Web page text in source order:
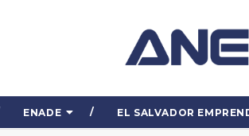
ENADE EL SALVADOR